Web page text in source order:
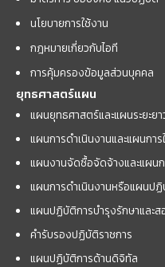
นโยบายการใช้งาน
กฎหมายเกี่ยวกับไอที
การคุ้มครองข้อมูลส่วนบุคคล
ยุทธศาสตร์แผน
แผนยุทธศาสตร์และแผนระยะยา
แผนการดำเนินงานและแผนกา
แผนงานจัดซื้อจัดจ้างและแผน
แผนการดำเนินงานหรือแผนป
แผนปฏิบัติการบำรุงรักษาและ
คำรับรองปฏิบัติราชการ
แผนปฏิบัติการด้านดิจิทัล